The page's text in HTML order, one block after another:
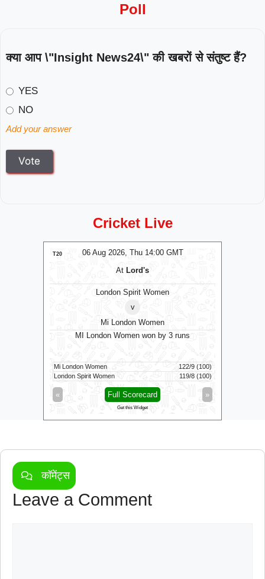
Poll
क्या आप \"Insight News24\" की खबरों से संतुष्ट हैं?
YES
NO
Add your answer
Cricket Live
06 Aug 2026, Thu 14:00 GMT
T20
At Lord's
London Spirit Women
v
Mi London Women
MI London Women won by 3 runs
Mi London Women
122/9 (100)
London Spirit Women
119/8 (100)
« »
Full Scorecard
Get this Widget
कॉमेंट्स
Leave a Comment